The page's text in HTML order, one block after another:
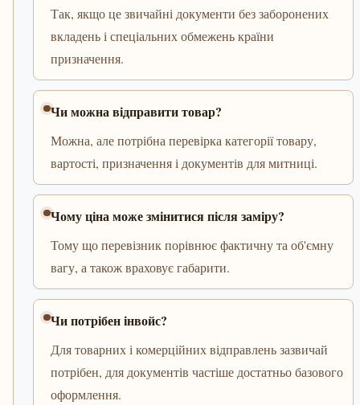
Так, якщо це звичайні документи без заборонених
вкладень і спеціальних обмежень країни
призначення.
Чи можна відправити товар?
Можна, але потрібна перевірка категорії товару,
вартості, призначення і документів для митниці.
Чому ціна може змінитися після заміру?
Тому що перевізник порівнює фактичну та об'ємну
вагу, а також враховує габарити.
Чи потрібен інвойс?
Для товарних і комерційних відправлень зазвичай
потрібен, для документів частіше достатньо базового
оформлення.